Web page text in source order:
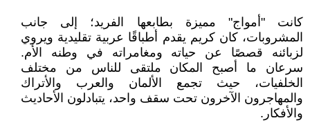
كانت "أمواج" مميزة بطابعها الفريد؛ إلى جانب
المشروبات، كان كريم يقدم أطباقًا عربية تقليدية ويروي
لزبائنه قصصًا عن حياته ومغامراته في وطنه الأم.
سرعان ما أصبح المكان ملتقى للناس من مختلف
الخلفيات، حيث تجمع الألمان والعرب والأتراك
والمهاجرون الآخرون تحت سقف واحد، يتبادلون الأحاديث
والأفكار.